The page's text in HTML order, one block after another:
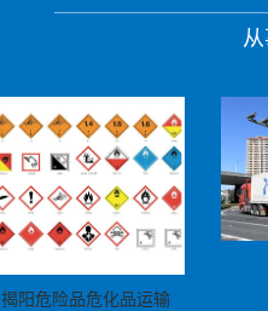
揭阳危险品危化品运输